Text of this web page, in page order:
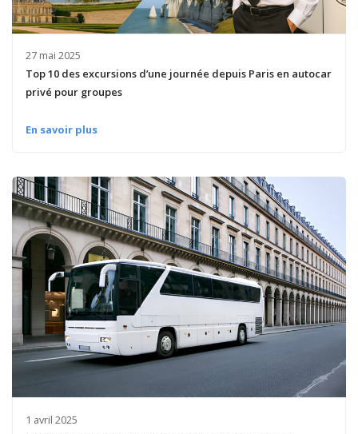
27 mai 2025
Top 10 des excursions d’une journée depuis Paris en autocar
privé pour groupes
En savoir plus
1 avril 2025